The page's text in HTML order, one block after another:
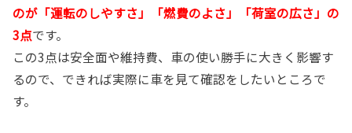
のが「運転のしやすさ」「燃費のよさ」「荷室の広さ」の
3点です。
この3点は安全面や維持費、車の使い勝手に大きく影響す
るので、できれば実際に車を見て確認をしたいところで
す。